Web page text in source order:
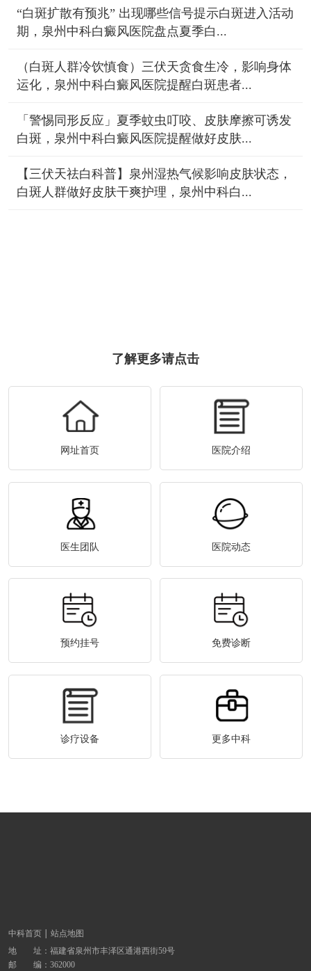
“白斑扩散有预兆” 出现哪些信号提示白斑进入活动
期，泉州中科白癜风医院盘点夏季白...
（白斑人群冷饮慎食）三伏天贪食生冷，影响身体
运化，泉州中科白癜风医院提醒白斑患者...
「警惕同形反应」夏季蚊虫叮咬、皮肤摩擦可诱发
白斑，泉州中科白癜风医院提醒做好皮肤...
【三伏天祛白科普】泉州湿热气候影响皮肤状态，
白斑人群做好皮肤干爽护理，泉州中科白...
了解更多请点击
网址首页 医院介绍
医生团队 医院动态
预约挂号 免费诊断
诊疗设备 更多中科
中科首页
站点地图
地 址： 福建省泉州市丰泽区通港西街59号
邮 编：362000